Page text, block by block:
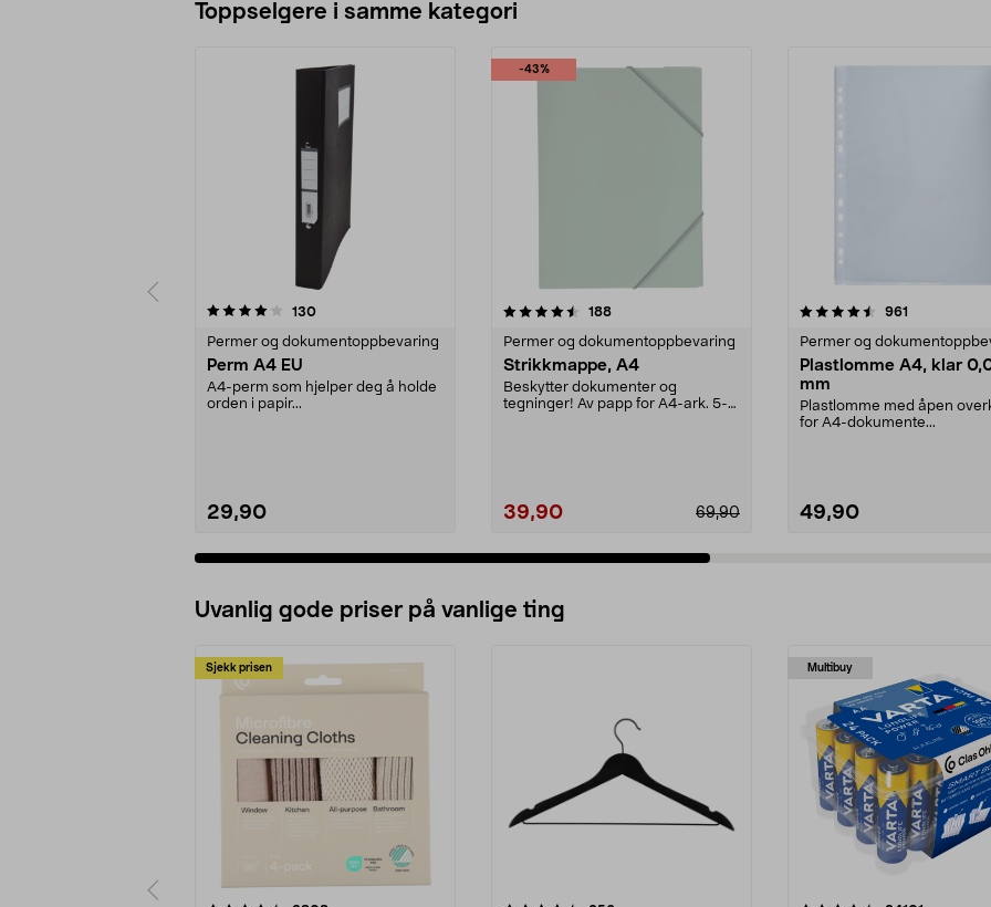
Toppselgere i samme kategori
130anmeldelser
Permer og dokumentoppbevaring
Perm A4 EU
A4-perm som hjelper deg å holde
orden i papir...
29,90
-43%
4.5 av 5 stjerner 188anmeldelser
Permer og dokumentoppbevaring
Strikkmappe, A4
Beskytter dokumenter og
tegninger! Av papp for A4-ark. 5-
39,90 69,90
4.5 av 5 stjerner 961
Permer og
Plastlomme A4, klar
mm
Plastlomme med åpen
for A4-dokumente...
49,90
4.5 av 5 stjerner
Uvanlig gode priser på vanlige ting
Sjekk prisen Multibuy